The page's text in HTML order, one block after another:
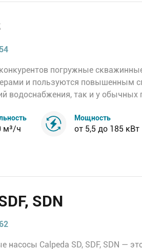
погружные
и пользуются повышенным
водоснабжения, так и у обычных
м³/ч
Мощность
от 5,5 до 185 кВт
SDN
насосы Calpeda SD, SDF, SDN —